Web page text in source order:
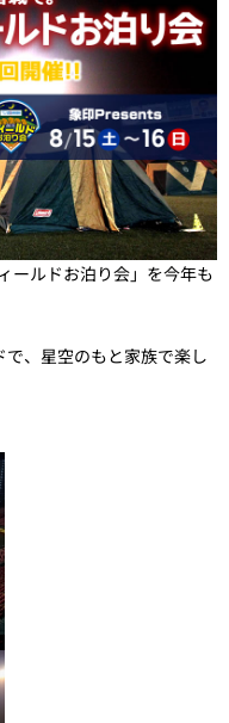
ールドお泊り会」を今年も
、星空のもと家族で楽し